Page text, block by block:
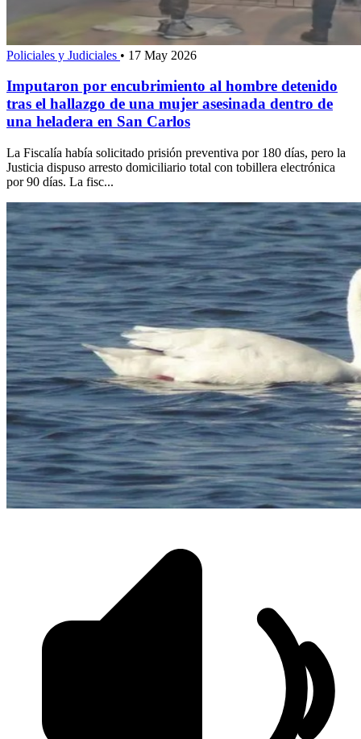
Policiales y Judiciales • 17 May 2026
Imputaron por encubrimiento al hombre detenido
tras el hallazgo de una mujer asesinada dentro de
una heladera en San Carlos
La Fiscalía había solicitado prisión preventiva por 180 días, pero la
Justicia dispuso arresto domiciliario total con tobillera electrónica
por 90 días. La fisc...